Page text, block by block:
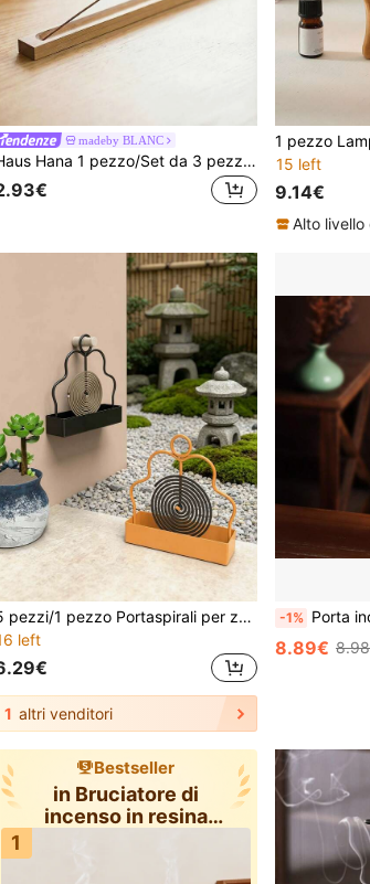
madeby BLANC
Haus Hana 1 pezzo/Set da 3 pezzi Supporto per incenso in bambù e scatola per incenso
15 left
9.14€
5 pezzi/1 pezzo Portaspirali per zanzare in metallo a forma di nuvola, bruciatore di incenso in ferro colorato con vassoio di stoccaggio, supporto antincendio per spirali per zanzare, universale per interno/esterno, adatto per casa, patio, balcone, decorazione da giardino, scaffale multifunzionale alla moda per incenso e spirali per zanzare
left
1 altri venditori
-1% Porta incenso in vetro con base in
8.89€
Bestseller
in Bruciatore di
incenso in resina
1